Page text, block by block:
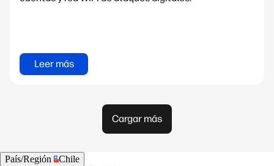
Leer más
Cargar más
País/Región
Chile